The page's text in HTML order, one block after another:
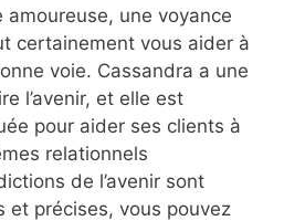
une voyance
certainement vous aider à
voie. Cassandra a une
l’avenir, et elle est
pour aider ses clients à
relationnels
de l’avenir sont
et précises, vous pouvez